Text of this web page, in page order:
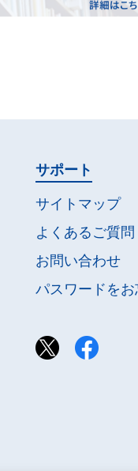
サポート
サイトマップ
よくあるご質問
お問い合わせ
パスワードを